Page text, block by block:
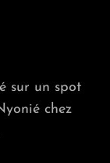
sur un spot
chez